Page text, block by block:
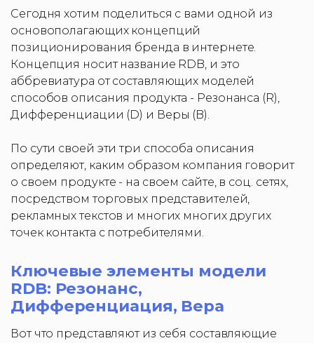
Сегодня хотим поделиться с вами одной из
основополагающих концепций
позиционирования бренда в интернете.
Концепция носит название RDB, и это
аббревиатура от составляющих моделей
способов описания продукта - Резонанса (R),
Дифференциации (D) и Веры (B).
По сути своей эти три способа описания
определяют, каким образом компания говорит
о своем продукте - на своем сайте, в соц. сетях,
посредством торговых представителей,
рекламных текстов и многих многих других
точек контакта с потребителями.
Ключевые элементы модели
RDB: Резонанс,
Дифференциация, Вера
Вот что представляют из себя составляющие